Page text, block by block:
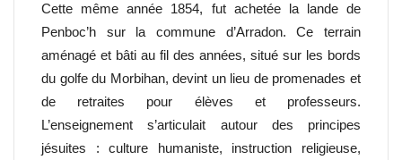
Cette même année 1854, fut achetée la lande de
Penboc’h sur la commune d’Arradon. Ce terrain
aménagé et bâti au fil des années, situé sur les bords
du golfe du Morbihan, devint un lieu de promenades et
de retraites pour élèves et professeurs.
L’enseignement s’articulait autour des principes
jésuites : culture humaniste, instruction religieuse,